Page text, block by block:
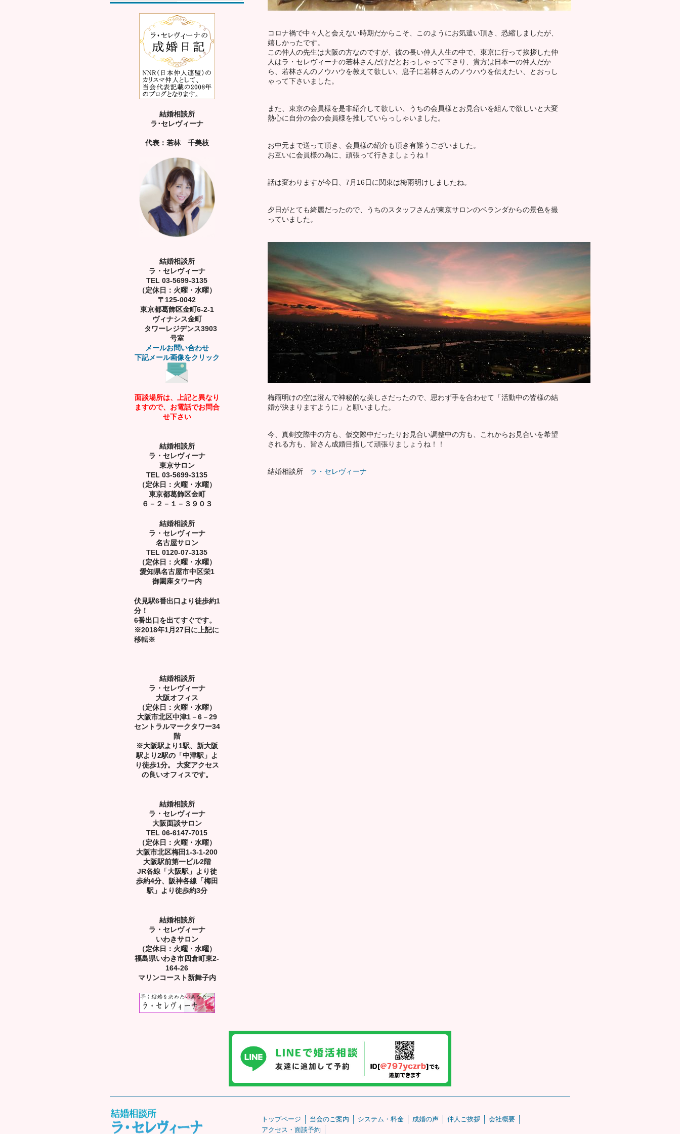
コロナ禍で中々人と会えない時期だからこそ、このようにお気遣い頂き、恐縮しましたが、
嬉しかったです。
この仲人の先生は大阪の方なのですが、彼の長い仲人人生の中で、東京に行って挨拶した仲
人はラ・セレヴィーナの若林さんだけだとおっしゃって下さり、貴方は日本一の仲人だか
ら、若林さんのノウハウを教えて欲しい、息子に若林さんのノウハウを伝えたい、とおっし
ゃって下さいました。
また、東京の会員様を是非紹介して欲しい、うちの会員様とお見合いを組んで欲しいと大変
熱心に自分の会の会員様を推していらっしゃいました。
お中元まで送って頂き、会員様の紹介も頂き有難うございました。
お互いに会員様の為に、頑張って行きましょうね！
話は変わりますが今日、7月16日に関東は梅雨明けしましたね。
夕日がとても綺麗だったので、うちのスタッフさんが東京サロンのベランダからの景色を撮
っていました。
梅雨明けの空は澄んで神秘的な美しさだったので、思わず手を合わせて「活動中の皆様の結
婚が決まりますように」と願いました。
今、真剣交際中の方も、仮交際中だったりお見合い調整中の方も、これからお見合いを希望
される方も、皆さん成婚目指して頑張りましょうね！！
結婚相談所 ラ・セレヴィーナ
結婚相談所
ラ･セレヴィーナ
代表：若林 千美枝
結婚相談所
ラ・セレヴィーナ
TEL 03-5699-3135
（定休日：火曜・水曜）
〒125-0042
東京都葛飾区金町6-2-1
ヴィナシス金町
タワーレジデンス3903
号室
メールお問い合わせ
下記メール画像をクリック
面談場所は、上記と異なり
ますので、お電話でお問合
せ下さい
結婚相談所
ラ・セレヴィーナ
東京サロン
TEL 03-5699-3135
（定休日：火曜・水曜）
東京都葛飾区金町
６－２－１－３９０３
結婚相談所
ラ・セレヴィーナ
名古屋サロン
TEL 0120-07-3135
（定休日：火曜・水曜）
愛知県名古屋市中区栄1
御園座タワー内
伏見駅6番出口より徒歩約1
分！
6番出口を出てすぐです。
※2018年1月27日に上記に
移転※
結婚相談所
ラ・セレヴィーナ
大阪オフィス
（定休日：火曜・水曜）
大阪市北区中津1－6－29
セントラルマークタワー34
階
※大阪駅より1駅、新大阪
駅より2駅の「中津駅」よ
り徒歩1分。 大変アクセス
の良いオフィスです。
結婚相談所
ラ・セレヴィーナ
大阪面談サロン
TEL 06-6147-7015
（定休日：火曜・水曜）
大阪市北区梅田1-3-1-200
大阪駅前第一ビル2階
JR各線「大阪駅」より徒
歩約4分、阪神各線「梅田
駅」より徒歩約3分
結婚相談所
ラ・セレヴィーナ
いわきサロン
（定休日：火曜・水曜）
福島県いわき市四倉町東2-
164-26
マリンコースト新舞子内
トップページ 当会のご案内 システム・料金 成婚の声 仲人ご挨拶
会社概要
アクセス・面談予約